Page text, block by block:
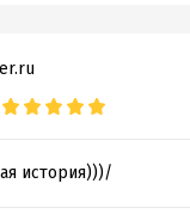
история)))/